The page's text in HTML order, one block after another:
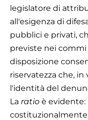
legislatore di
all'esigenza di
pubblici e privati,
previste nei
disposizione
riservatezza che,
l'identità del
La ratio è evidente: